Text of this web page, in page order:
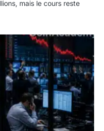
mais le cours reste
minimaliste